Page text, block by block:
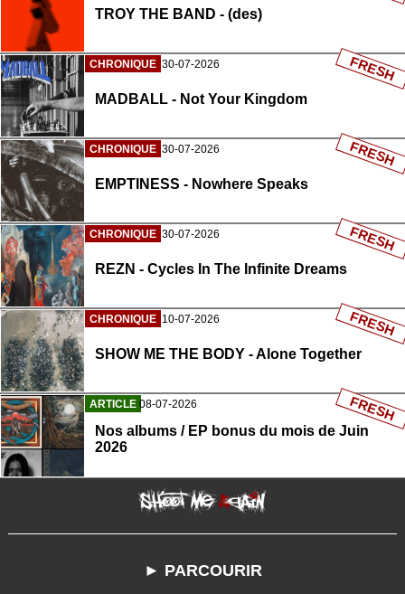
TROY THE BAND - (des)
CHRONIQUE 30-07-2026
MADBALL - Not Your Kingdom
FRESH
CHRONIQUE 30-07-2026
EMPTINESS - Nowhere Speaks
FRESH
CHRONIQUE 30-07-2026
REZN - Cycles In The Infinite Dreams
FRESH
CHRONIQUE 10-07-2026
SHOW ME THE BODY - Alone Together
FRESH
ARTICLE 08-07-2026
Nos albums / EP bonus du mois de Juin
2026
FRESH
► PARCOURIR